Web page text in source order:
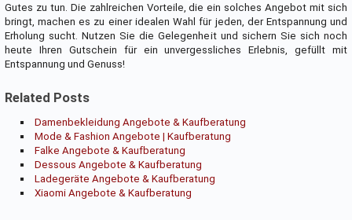
Gutes zu tun. Die zahlreichen Vorteile, die ein solches Angebot mit sich
bringt, machen es zu einer idealen Wahl für jeden, der Entspannung und
Erholung sucht. Nutzen Sie die Gelegenheit und sichern Sie sich noch
heute Ihren Gutschein für ein unvergessliches Erlebnis, gefüllt mit
Entspannung und Genuss!
Related Posts
Damenbekleidung Angebote & Kaufberatung
Mode & Fashion Angebote | Kaufberatung
Falke Angebote & Kaufberatung
Dessous Angebote & Kaufberatung
Ladegeräte Angebote & Kaufberatung
Xiaomi Angebote & Kaufberatung